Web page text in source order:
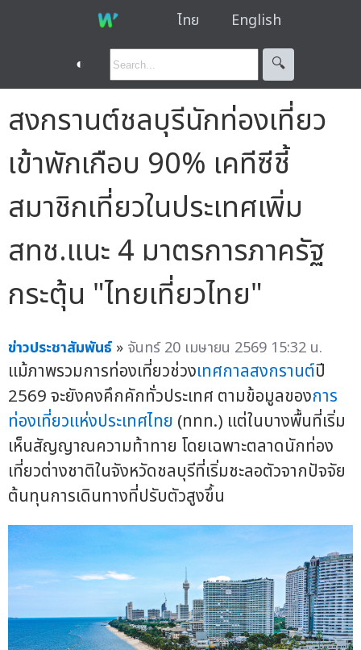
ไทย English
◐ 🔍︎
สงกรานต์ชลบุรีนักท่องเที่ยว
เข้าพักเกือบ 90% เคทีซีชี้
สมาชิกเที่ยวในประเทศเพิ่ม
สทช.แนะ 4 มาตรการภาครัฐ
กระตุ้น "ไทยเที่ยวไทย"
ข่าวประชาสัมพันธ์ » จันทร์ 20 เมษายน 2569 15:32 น.
แม้ภาพรวมการท่องเที่ยวช่วงเทศกาลสงกรานต์ปี
2569 จะยังคงคึกคักทั่วประเทศ ตามข้อมูลของการ
ท่องเที่ยวแห่งประเทศไทย (ททท.) แต่ในบางพื้นที่เริ่ม
เห็นสัญญาณความท้าทาย โดยเฉพาะตลาดนักท่อง
เที่ยวต่างชาติในจังหวัดชลบุรีที่เริ่มชะลอตัวจากปัจจัย
ต้นทุนการเดินทางที่ปรับตัวสูงขึ้น